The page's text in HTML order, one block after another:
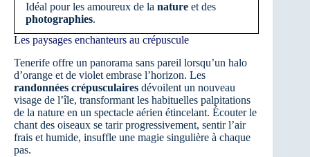
Idéal pour les amoureux de la nature et des
photographies.
Les paysages enchanteurs au crépuscule
Tenerife offre un panorama sans pareil lorsqu’un halo
d’orange et de violet embrase l’horizon. Les
randonnées crépusculaires dévoilent un nouveau
visage de l’île, transformant les habituelles palpitations
de la nature en un spectacle aérien étincelant. Écouter le
chant des oiseaux se tarir progressivement, sentir l’air
frais et humide, insuffle une magie singulière à chaque
pas.